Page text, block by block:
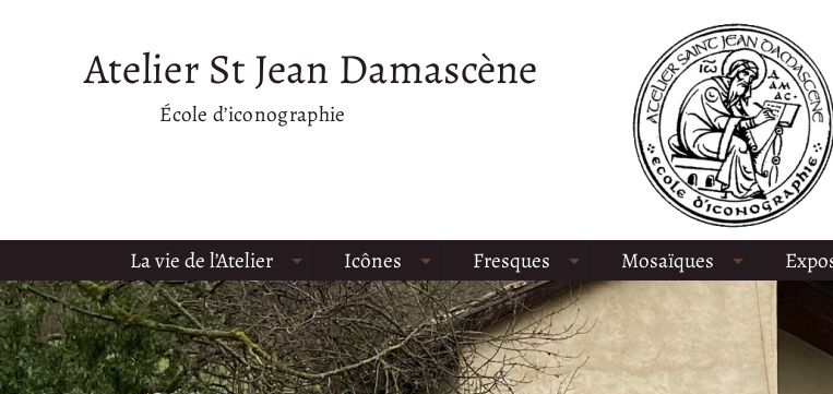
Atelier St Jean Damascène
École d’iconographie
La vie de l’Atelier Icônes Fresques Mosaïques